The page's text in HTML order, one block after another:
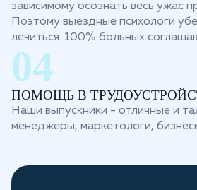
зависимому осознать весь ужас
Поэтому выездные психологи
лечиться. 100% больных
ПОМОЩЬ В
Наши выпускники - отличные и
менеджеры, маркетологи,